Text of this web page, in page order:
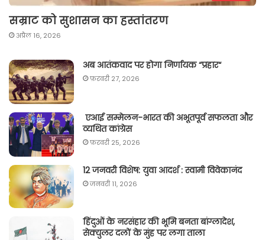
सम्राट को सुशासन का हस्तांतरण
अप्रैल 16, 2026
अब आतंकवाद पर होगा निर्णायक “प्रहार“
फ़रवरी 27, 2026
एआई सम्मेलन-भारत की अभूतपूर्व सफलता और
व्यथित कांग्रेस
फ़रवरी 25, 2026
12 जनवरी विशेष: युवा आदर्श : स्वामी विवेकानंद
जनवरी 11, 2026
हिंदुओं के नरसंहार की भूमि बनता बांग्लादेश,
सेक्युलर दलों के मुंह पर लगा ताला